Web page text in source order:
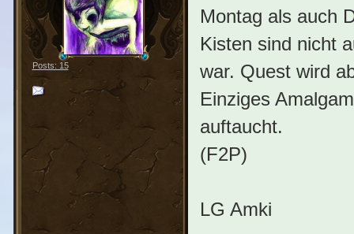
Posts: 15
Montag als auch
Kisten sind nicht
war. Quest wird
Einziges
auftaucht.
(F2P)
LG Amki